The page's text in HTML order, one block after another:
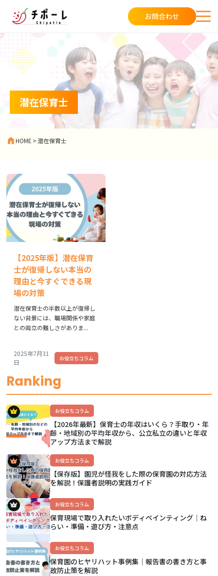
お問合わせ
潜在保育士
HOME >潜在保育士
【2025年版】潜在保育
士が復帰しない本当の
理由と今すぐできる現
場の対策
潜在保育士の半数以上が復帰し
ない背景には、職場関係や家庭
との両立の難しさがありま...
2025年7月31
日
お役立ちコラム
Ranking
お役立ちコラム
【2026年最新】保育士の年収はいくら？手取り・年
齢・地域別の平均年収から、公立私立の違いと年収
アップ方法まで解説
お役立ちコラム
【保存版】園児が怪我をした際の保育園の対応方法
を解説！保護者説明の実践ガイド
お役立ちコラム
保育現場で取り入れたいボディペインティング｜ね
らい・準備・遊び方・注意点
お役立ちコラム
保育園のヒヤリハット事例集｜報告書の書き方と事
故防止策を解説